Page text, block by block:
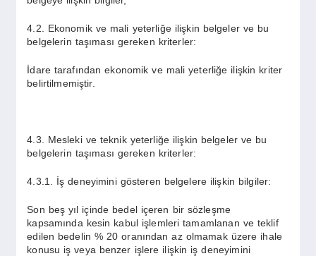
4.2. Ekonomik ve mali yeterliğe ilişkin belgeler ve bu
belgelerin taşıması gereken kriterler:
İdare tarafından ekonomik ve mali yeterliğe ilişkin kriter
belirtilmemiştir.
4.3. Mesleki ve teknik yeterliğe ilişkin belgeler ve bu
belgelerin taşıması gereken kriterler:
4.3.1. İş deneyimini gösteren belgelere ilişkin bilgiler:
Son beş yıl içinde bedel içeren bir sözleşme
kapsamında kesin kabul işlemleri tamamlanan ve teklif
edilen bedelin % 20 oranından az olmamak üzere ihale
konusu iş veya benzer işlere ilişkin iş deneyimini